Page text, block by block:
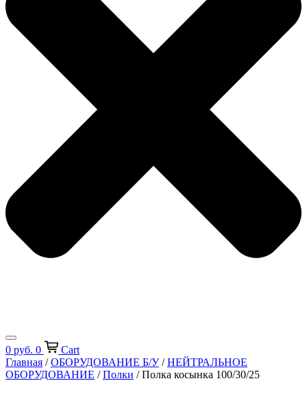
0 руб. 0
Cart
Главная /ОБОРУДОВАНИЕ Б/У/НЕЙТРАЛЬНОЕ
ОБОРУДОВАНИЕ /Полки / Полка косынка 100/30/25